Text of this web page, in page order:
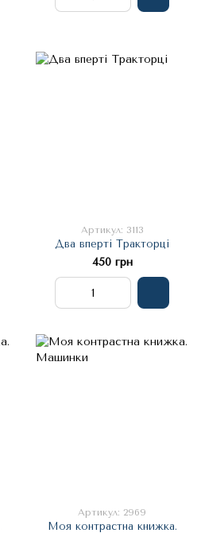
Артикул: 3113
Два вперті Тракторці
450 грн
Артикул: 2969
Моя контрастна книжка.